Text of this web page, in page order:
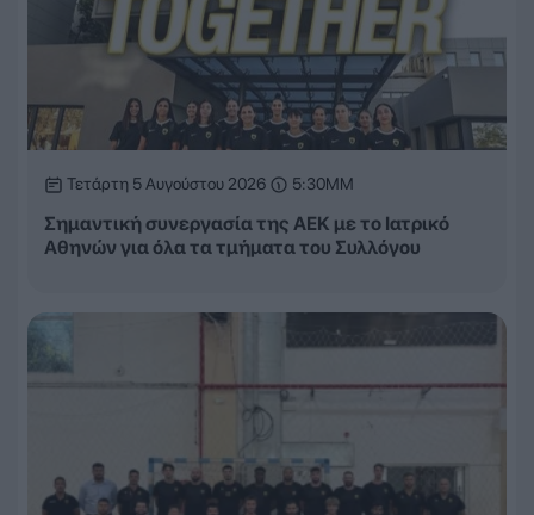
Τετάρτη 5 Αυγούστου 2026 5:30ΜΜ
Σημαντική συνεργασία της ΑΕΚ με το Ιατρικό
Αθηνών για όλα τα τμήματα του Συλλόγου